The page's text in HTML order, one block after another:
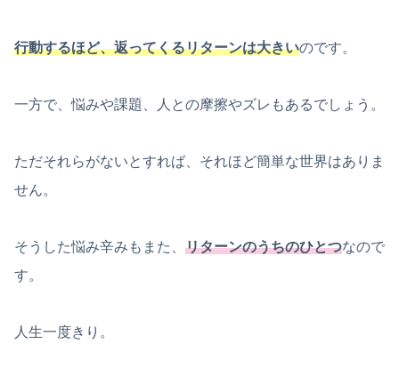
行動するほど、返ってくるリターンは大きいのです。
一方で、悩みや課題、人との摩擦やズレもあるでしょう。
ただそれらがないとすれば、それほど簡単な世界はありま
せん。
そうした悩み辛みもまた、 リターンのうちのひとつなので
す。
人生一度きり。